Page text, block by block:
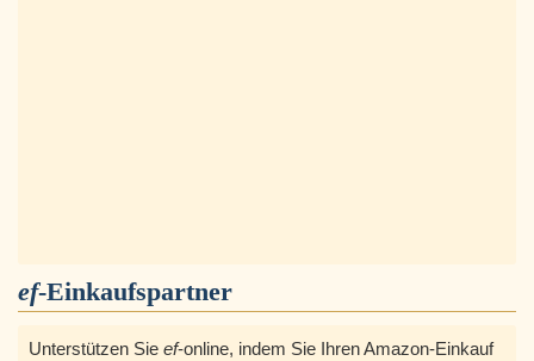
ef-Einkaufspartner
Unterstützen Sie ef-online, indem Sie Ihren Amazon-Einkauf